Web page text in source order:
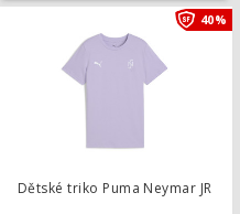
Mikina s kapucí Puma Neymar JR
Dětské triko Puma Neymar JR
40%